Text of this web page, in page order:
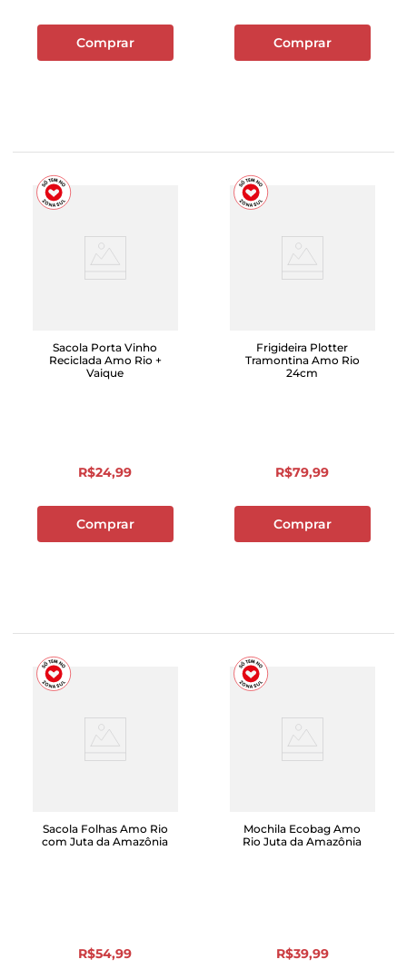
Comprar Comprar
Sacola Porta Vinho
Reciclada Amo Rio +
Vaique
R$24,99
Comprar
Frigideira Plotter
Tramontina Amo Rio
24cm
R$79,99
Comprar
Sacola Folhas Amo Rio
com Juta da Amazônia
R$54,99
Mochila Ecobag Amo
Rio Juta da Amazônia
R$39,99